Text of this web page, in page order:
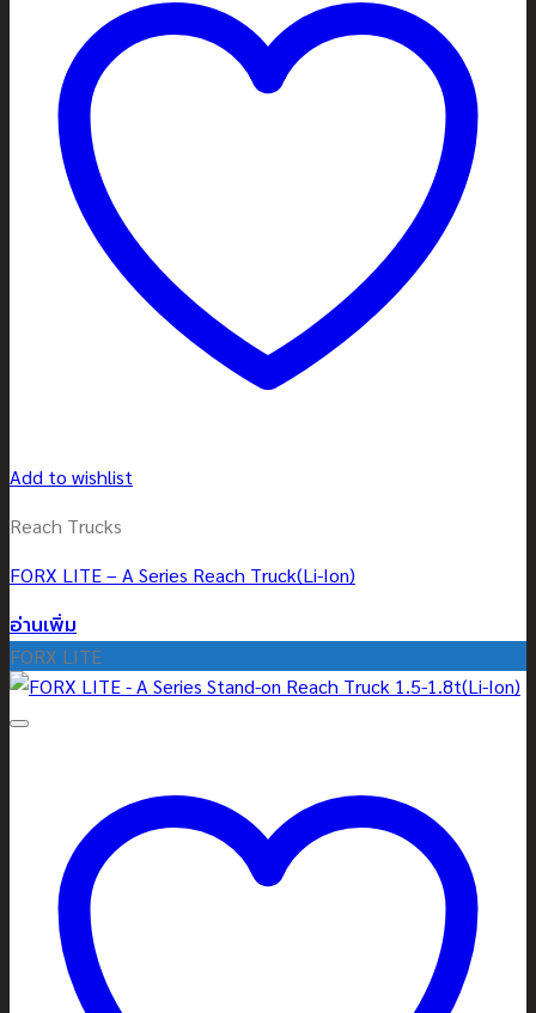
Add to wishlist
Reach Trucks
FORX LITE – A Series Reach Truck(Li-Ion)
อ่านเพิ่ม
FORX LITE